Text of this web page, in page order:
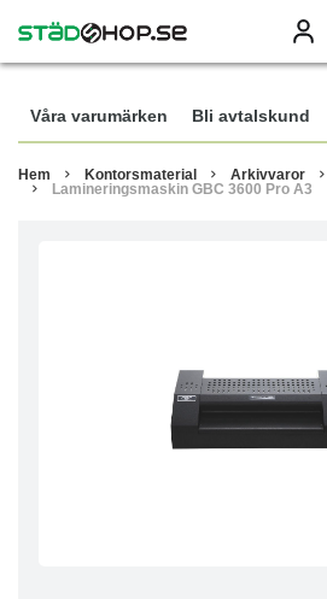
Våra varumärken Bli avtalskund
Hem Kontorsmaterial Arkivvaror
Lamineringsmaskin GBC 3600 Pro A3